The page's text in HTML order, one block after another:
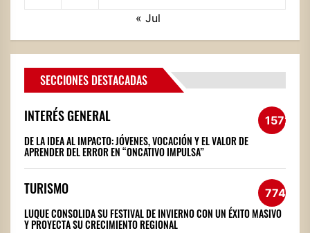
« Jul
SECCIONES DESTACADAS
INTERÉS GENERAL 1572
DE LA IDEA AL IMPACTO: JÓVENES, VOCACIÓN Y EL VALOR DE
APRENDER DEL ERROR EN “ONCATIVO IMPULSA”
TURISMO 774
LUQUE CONSOLIDA SU FESTIVAL DE INVIERNO CON UN ÉXITO MASIVO
Y PROYECTA SU CRECIMIENTO REGIONAL